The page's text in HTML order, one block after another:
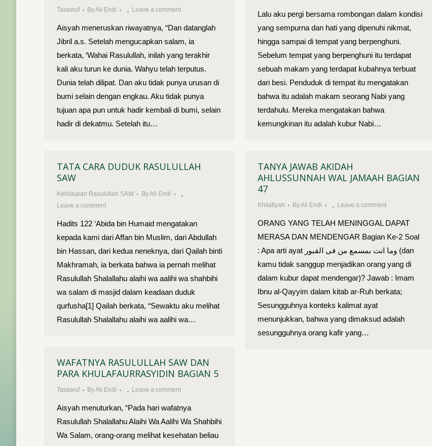
Lalu aku pergi bersama rombongan dalam kondisi
yang sempurna dan hati yang dipenuhi nikmat,
hingga sampai di tempat yang berpenghuni.
Sebelum tempat yang berpenghuni itu terdapat
sebuah makam yang terdapat kubahnya terbuat
dari besi. Penduduk di tempat itu mengatakan
bahwa itu adalah makam seorang Nabi yang
terdahulu. Mereka mengatakan bahwa
kemungkinan itu adalah kubur Nabi…
Tasawuf ByAli Endi Leave a comment
Aisyah meneruskan riwayatnya, “Dan datanglah
Jibril a.s. Setelah mengucapkan salam, ia
berkata, ‘Wahai Rasulullah, inilah yang terakhir
kali aku turun ke dunia. Wahyu telah terputus.
Dunia telah dilipat. Dan aku tidak punya urusan di
bumi selain dengan engkau. Aku tidak punya
tujuan apa pun untuk hadir kembali di bumi, selain
hadir di dekatmu. Setelah itu…
TATA CARA DUDUK RASULULLAH
SAW
Kehidupan Rasulullah SAW ByAli Endi
Leave a comment
Hadits 122 ‘Abida bin Humaid mengatakan
kepada kami dari Affan bin Muslim, dari Abdullah
bin Hassan, dari kedua neneknya, dari Qailah binti
Makhramah, ia berkata bahwa ia pernah melihat
Rasulullah Shalallahu alaihi wa aalihi wa shahbihi
wa salam di masjid dalam keadaan duduk
qurfusha[1] Qailah berkata, “Sewaktu aku melihat
Rasulullah Shalallahu alaihi wa aalihi wa…
TANYA JAWAB AKIDAH
AHLUSSUNNAH WAL JAMAAH BAGIAN
47
Khilafiyah ByAli Endi Leave a comment
ORANG YANG TELAH MENINGGAL DAPAT
MERASA DAN MENDENGAR Bagian Ke-2 Soal
: Apa arti ayat وما انت بمسمع من فى القبور (dan
kamu tidak sanggup menjadikan orang yang di
dalam kubur dapat mendengar)? Jawab : Imam
Ibnu al-Qayyim dalam kitab ar-Ruh berkata;
Sesungguhnya konteks kalimat ayat
menunjukkan, bahwa yang dimaksud adalah
sesungguhnya orang kafir yang…
WAFATNYA RASULULLAH SAW DAN
PARA KHULAFAURRASYIDIN BAGIAN 5
Tasawuf ByAli Endi Leave a comment
Aisyah menuturkan, “Pada hari wafatnya
Rasulullah Shalallahu Alaihi Wa Aalihi Wa Shahbihi
Wa Salam, orang-orang melihat kesehatan beliau